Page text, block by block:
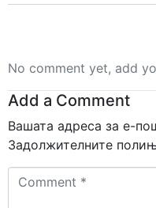
No comment yet, add
Add a Comment
Вашата адреса за е-
Задолжителните
Comment